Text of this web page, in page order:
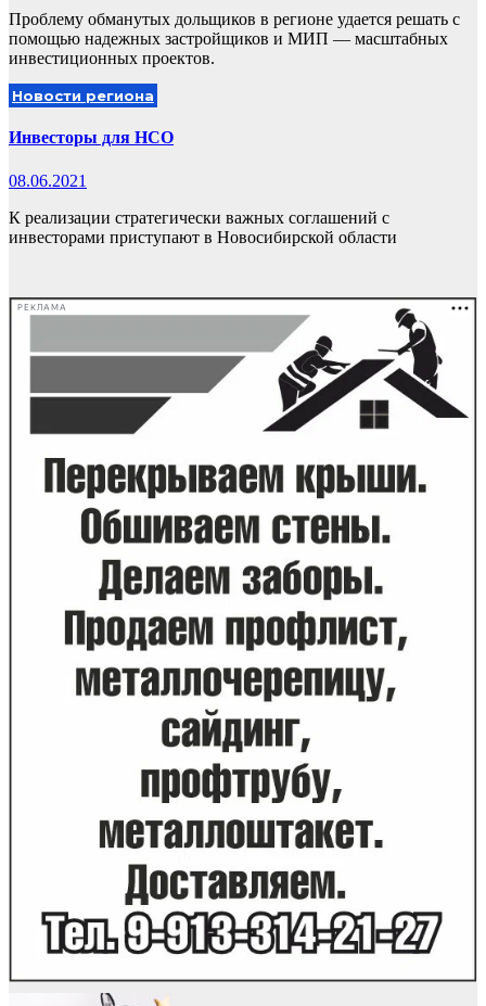
Проблему обманутых дольщиков в регионе удается решать с
помощью надежных застройщиков и МИП — масштабных
инвестиционных проектов.
Новости региона
Инвесторы для НСО
08.06.2021
К реализации стратегически важных соглашений с
инвесторами приступают в Новосибирской области
РЕКЛАМА